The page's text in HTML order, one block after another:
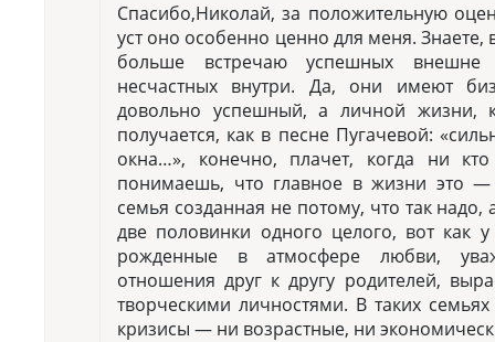
Спасибо,Николай, за положительную
уст оно особенно ценно для меня. Знаете,
больше встречаю успешных
несчастных внутри. Да, они имеют
довольно успешный, а личной жизни,
получается, как в песне Пугачевой:
окна…», конечно, плачет, когда ни
понимаешь, что главное в жизни это
семья созданная не потому, что так надо,
две половинки одного целого, вот как
рожденные в атмосфере любви,
отношения друг к другу родителей,
творческими личностями. В таких
кризисы — ни возрастные, ни